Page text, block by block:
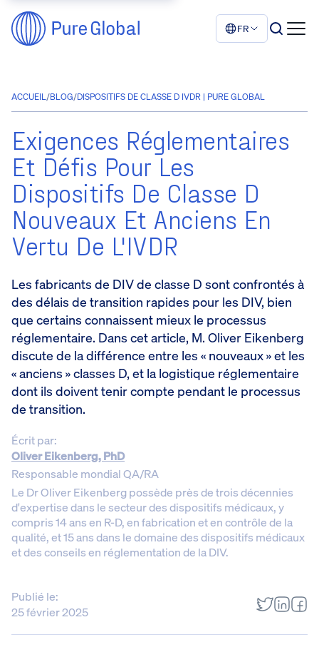
FR
ACCUEIL/BLOG/DISPOSITIFS DE CLASSE D IVDR | PURE GLOBAL
Exigences Réglementaires
Et Défis Pour Les
Dispositifs De Classe D
Nouveaux Et Anciens En
Vertu De L'IVDR
Les fabricants de DIV de classe D sont confrontés à
des délais de transition rapides pour les DIV, bien
que certains connaissent mieux le processus
réglementaire. Dans cet article, M. Oliver Eikenberg
discute de la différence entre les « nouveaux » et les
« anciens » classes D, et la logistique réglementaire
dont ils doivent tenir compte pendant le processus
de transition.
Écrit par:
Oliver Eikenberg, PhD
Responsable mondial QA/RA
Le Dr Oliver Eikenberg possède près de trois décennies
d'expertise dans le secteur des dispositifs médicaux, y
compris 14 ans en R-D, en fabrication et en contrôle de la
qualité, et 15 ans dans le domaine des dispositifs médicaux
et des conseils en réglementation de la DIV.
Publié le:
25 février 2025